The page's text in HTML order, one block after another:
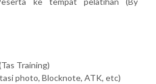
Training)
photo, Blocknote, ATK, etc)